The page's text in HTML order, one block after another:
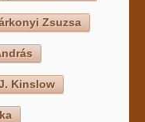
Zsuzsa
Kinslow